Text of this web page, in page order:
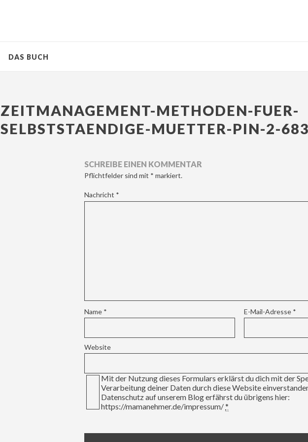
DAS BUCH
ZEITMANAGEMENT-METHODEN-FUER-
SELBSTSTAENDIGE-MUETTER-PIN-2-
SCHREIBE EINEN KOMMENTAR
Pflichtfelder sind mit * markiert.
Nachricht *
Name * E-Mail-Adresse *
Website
Mit der Nutzung dieses Formulars erklärst du dich mit der
Verarbeitung deiner Daten durch diese Website
Datenschutz auf unserem Blog erfährst du übrigens hier:
https://mamanehmer.de/impressum/*